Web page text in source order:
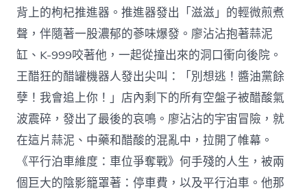
背上的枸杞推進器。推進器發出「滋滋」的輕微煎煮
聲，伴隨著一股濃郁的蔘味爆發。廖沾沾抱著蒜泥
缸、K-999咬著他，一起從撞出來的洞口衝向後院。
王醋狂的醋罐機器人發出尖叫：「別想逃！醬油黨餘
孽！我會追上你！」店內剩下的所有空盤子被醋酸氣
波震碎，發出了最後的哀鳴。廖沾沾的宇宙冒險，就
在這片蒜泥、中藥和醋酸的混亂中，拉開了帷幕。
《平行泊車維度：車位爭奪戰》何手殘的人生，被兩
個巨大的陰影籠罩著：停車費，以及平行泊車。他那